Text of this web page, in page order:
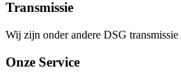
Transmissie
Wij zijn onder andere DSG transmissie
Onze Service